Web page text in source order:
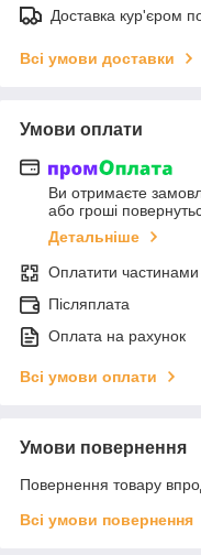
Доставка кур'єром
Всі умови доставки
Умови оплати
Ви отримаєте
або гроші
Детальніше
Оплатити частинами
Післяплата
Оплата на рахунок
Всі умови оплати
Умови повернення
Повернення товару
Всі умови повернення